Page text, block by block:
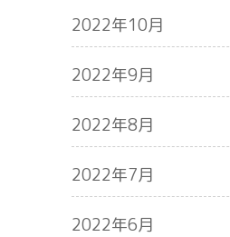
2022年10月
2022年9月
2022年8月
2022年7月
2022年6月